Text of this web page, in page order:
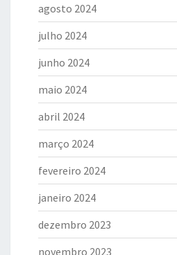
agosto 2024
julho 2024
junho 2024
maio 2024
abril 2024
março 2024
fevereiro 2024
janeiro 2024
dezembro 2023
novembro 2023